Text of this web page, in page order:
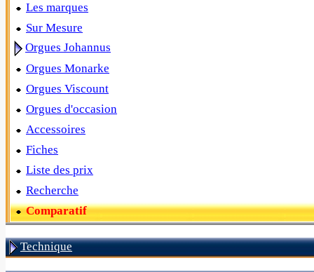
Les marques
Sur Mesure
Orgues Johannus
Orgues Monarke
Orgues Viscount
Orgues d'occasion
Accessoires
Fiches
Liste des prix
Recherche
Comparatif
Technique